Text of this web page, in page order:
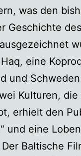
was den
Geschichte
eine
und
Kulturen,
erhielt den
und eine
Baltische